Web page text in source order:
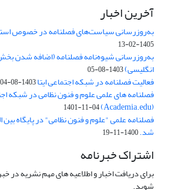
آخرین اخبار
به‌روزرسانی سیاست‌های فصلنامه در خصوص
1405-02-13
به‌روزرسانی شیوه‌نامه فصلنامه (اضافه شدن
انگلیسی)1403-08-05
فعالیت فصلنامه در شبکه اجتماعی ایتا1403-08-04
فصلنامه های علمی علوم و فنون نظامی در شبکه
(Academia.edu)
1401-11-04
شد.1400-11-19
اشتراک خبرنامه
برای دریافت اخبار و اطلاعیه های مهم نشریه در
شوید.